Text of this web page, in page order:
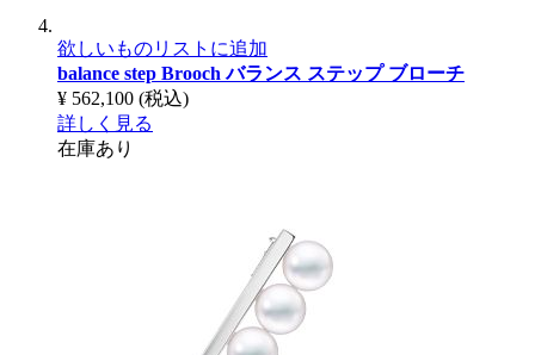
欲しいものリストに追加
balance step Broochバランス ステップ ブローチ
¥ 562,100 (税込)
詳しく見る
在庫あり